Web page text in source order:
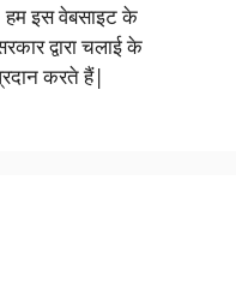
हम इस वेबसाइट के
द्वारा चलाई के
करते हैं|